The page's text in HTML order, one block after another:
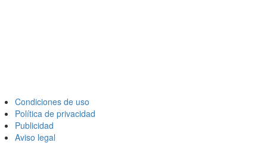
Condiciones de uso
Política de privacidad
Publicidad
Aviso legal